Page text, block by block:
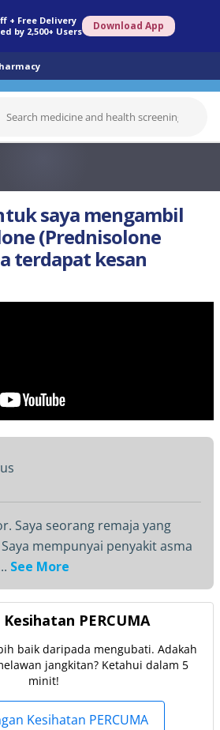
+ Free Delivery
by 2,500+ Users Download App
saya mengambil
(Prednisolone
terdapat kesan
Saya seorang remaja yang
mempunyai penyakit asma
See More
PERCUMA
baik daripada mengubati. Adakah
jangkitan? Ketahui dalam 5
minit!
Kesihatan PERCUMA